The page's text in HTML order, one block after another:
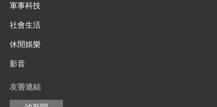
軍事科技
社會生活
休閒娛樂
影音
友善連結